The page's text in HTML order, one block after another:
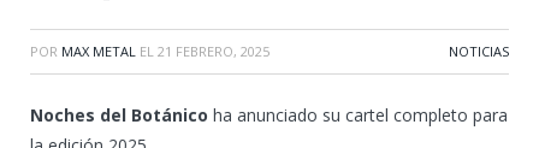
POR MAX METAL EL 21 FEBRERO, 2025 NOTICIAS
Noches del Botánico ha anunciado su cartel completo para